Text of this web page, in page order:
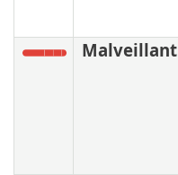
Malveillant